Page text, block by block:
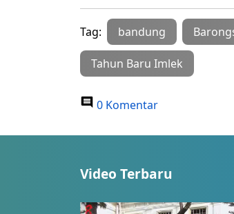
Tag: bandung
Tahun Baru Imlek
0 Komentar
Video Terbaru